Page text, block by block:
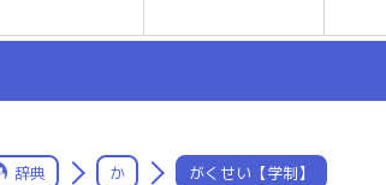
辞典 か がくせい【学制】